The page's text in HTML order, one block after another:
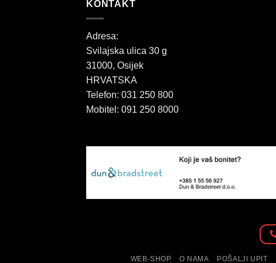
KONTAKT
Adresa:
Svilajska ulica 30 g
31000, Osijek
HRVATSKA
Telefon: 031 250 800
Mobitel: 091 250 8000
WEB-SHOP O NAMA POŠALJI UPIT